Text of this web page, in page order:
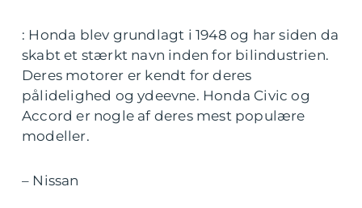
: Honda blev grundlagt i 1948 og har siden da
skabt et stærkt navn inden for bilindustrien.
Deres motorer er kendt for deres
pålidelighed og ydeevne. Honda Civic og
Accord er nogle af deres mest populære
modeller.
– Nissan